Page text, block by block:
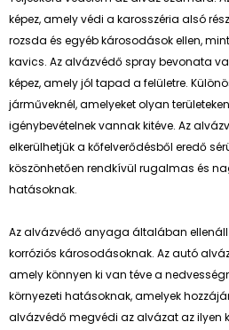
képez, amely védi a karosszéria alsó
rozsda és egyéb károsodások ellen,
kavics. Az alvázvédő spray bevonata
képez, amely jól tapad a felületre.
járműveknél, amelyeket olyan
igénybevételnek vannak kitéve. Az
elkerülhetjük a kőfelverődésből eredő
köszönhetően rendkívül rugalmas és
hatásoknak.
Az alvázvédő anyaga általában
korróziós károsodásoknak. Az autó
amely könnyen ki van téve a
környezeti hatásoknak, amelyek
alvázvédő megvédi az alvázat az ilyen